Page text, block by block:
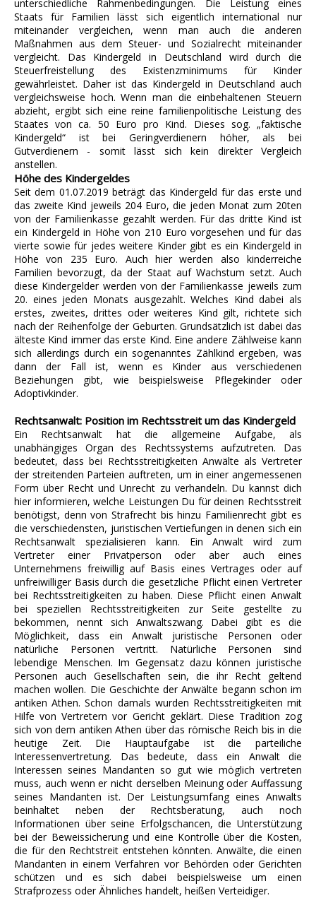
unterschiedliche Rahmenbedingungen. Die Leistung eines
Staats für Familien lässt sich eigentlich international nur
miteinander vergleichen, wenn man auch die anderen
Maßnahmen aus dem Steuer- und Sozialrecht miteinander
vergleicht. Das Kindergeld in Deutschland wird durch die
Steuerfreistellung des Existenzminimums für Kinder
gewährleistet. Daher ist das Kindergeld in Deutschland auch
vergleichsweise hoch. Wenn man die einbehaltenen Steuern
abzieht, ergibt sich eine reine familienpolitische Leistung des
Staates von ca. 50 Euro pro Kind. Dieses sog. „faktische
Kindergeld“ ist bei Geringverdienern höher, als bei
Gutverdienern - somit lässt sich kein direkter Vergleich
anstellen.
Höhe des Kindergeldes
Seit dem 01.07.2019 beträgt das Kindergeld für das erste und
das zweite Kind jeweils 204 Euro, die jeden Monat zum 20ten
von der Familienkasse gezahlt werden. Für das dritte Kind ist
ein Kindergeld in Höhe von 210 Euro vorgesehen und für das
vierte sowie für jedes weitere Kinder gibt es ein Kindergeld in
Höhe von 235 Euro. Auch hier werden also kinderreiche
Familien bevorzugt, da der Staat auf Wachstum setzt. Auch
diese Kindergelder werden von der Familienkasse jeweils zum
20. eines jeden Monats ausgezahlt. Welches Kind dabei als
erstes, zweites, drittes oder weiteres Kind gilt, richtete sich
nach der Reihenfolge der Geburten. Grundsätzlich ist dabei das
älteste Kind immer das erste Kind. Eine andere Zählweise kann
sich allerdings durch ein sogenanntes Zählkind ergeben, was
dann der Fall ist, wenn es Kinder aus verschiedenen
Beziehungen gibt, wie beispielsweise Pflegekinder oder
Adoptivkinder.
Rechtsanwalt: Position im Rechtsstreit um das Kindergeld
Ein Rechtsanwalt hat die allgemeine Aufgabe, als
unabhängiges Organ des Rechtssystems aufzutreten. Das
bedeutet, dass bei Rechtsstreitigkeiten Anwälte als Vertreter
der streitenden Parteien auftreten, um in einer angemessenen
Form über Recht und Unrecht zu verhandeln. Du kannst dich
hier informieren, welche Leistungen Du für deinen Rechtsstreit
benötigst, denn von Strafrecht bis hinzu Familienrecht gibt es
die verschiedensten, juristischen Vertiefungen in denen sich ein
Rechtsanwalt spezialisieren kann. Ein Anwalt wird zum
Vertreter einer Privatperson oder aber auch eines
Unternehmens freiwillig auf Basis eines Vertrages oder auf
unfreiwilliger Basis durch die gesetzliche Pflicht einen Vertreter
bei Rechtsstreitigkeiten zu haben. Diese Pflicht einen Anwalt
bei speziellen Rechtsstreitigkeiten zur Seite gestellte zu
bekommen, nennt sich Anwaltszwang. Dabei gibt es die
Möglichkeit, dass ein Anwalt juristische Personen oder
natürliche Personen vertritt. Natürliche Personen sind
lebendige Menschen. Im Gegensatz dazu können juristische
Personen auch Gesellschaften sein, die ihr Recht geltend
machen wollen. Die Geschichte der Anwälte begann schon im
antiken Athen. Schon damals wurden Rechtsstreitigkeiten mit
Hilfe von Vertretern vor Gericht geklärt. Diese Tradition zog
sich von dem antiken Athen über das römische Reich bis in die
heutige Zeit. Die Hauptaufgabe ist die parteiliche
Interessenvertretung. Das bedeute, dass ein Anwalt die
Interessen seines Mandanten so gut wie möglich vertreten
muss, auch wenn er nicht derselben Meinung oder Auffassung
seines Mandanten ist. Der Leistungsumfang eines Anwalts
beinhaltet neben der Rechtsberatung, auch noch
Informationen über seine Erfolgschancen, die Unterstützung
bei der Beweissicherung und eine Kontrolle über die Kosten,
die für den Rechtstreit entstehen könnten. Anwälte, die einen
Mandanten in einem Verfahren vor Behörden oder Gerichten
schützen und es sich dabei beispielsweise um einen
Strafprozess oder Ähnliches handelt, heißen Verteidiger.